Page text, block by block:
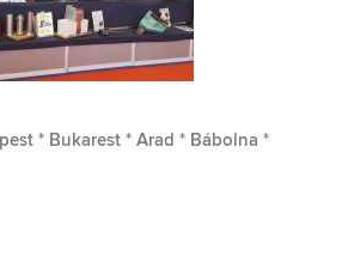
* Bukarest * Arad * Bábolna *